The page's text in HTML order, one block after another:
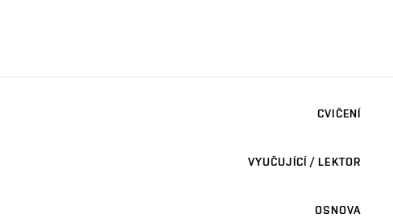
CVIČENÍ
VYUČUJÍCÍ / LEKTOR
OSNOVA